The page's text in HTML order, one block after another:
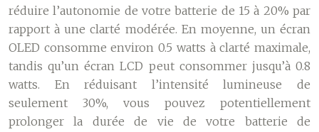
réduire l’autonomie de votre batterie de 15 à 20% par
rapport à une clarté modérée. En moyenne, un écran
OLED consomme environ 0.5 watts à clarté maximale,
tandis qu’un écran LCD peut consommer jusqu’à 0.8
watts. En réduisant l’intensité lumineuse de
seulement 30%, vous pouvez potentiellement
prolonger la durée de vie de votre batterie de